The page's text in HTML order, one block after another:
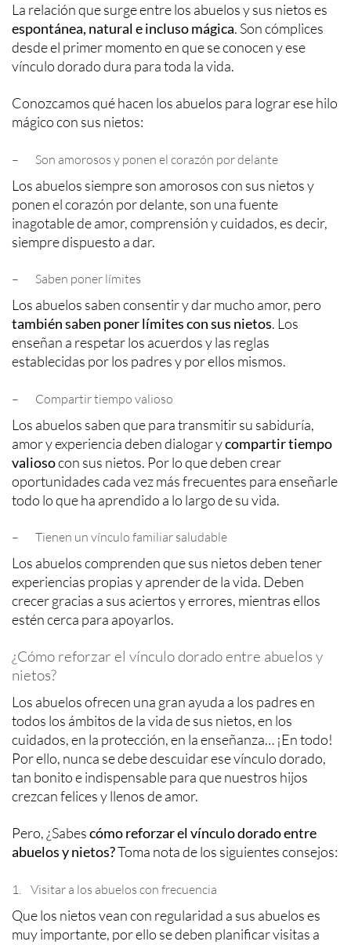
La relación que surge entre los abuelos y sus nietos es
espontánea, natural e incluso mágica. Son cómplices
desde el primer momento en que se conocen y ese
vínculo dorado dura para toda la vida.
Conozcamos qué hacen los abuelos para lograr ese hilo
mágico con sus nietos:
– Son amorosos y ponen el corazón por delante
Los abuelos siempre son amorosos con sus nietos y
ponen el corazón por delante, son una fuente
inagotable de amor, comprensión y cuidados, es decir,
siempre dispuesto a dar.
– Saben poner límites
Los abuelos saben consentir y dar mucho amor, pero
también saben poner límites con sus nietos. Los
enseñan a respetar los acuerdos y las reglas
establecidas por los padres y por ellos mismos.
– Compartir tiempo valioso
Los abuelos saben que para transmitir su sabiduría,
amor y experiencia deben dialogar ycompartir tiempo
valiosocon sus nietos. Por lo que deben crear
oportunidades cada vez más frecuentes para enseñarle
todo lo que ha aprendido a lo largo de su vida.
– Tienen un vínculo familiar saludable
Los abuelos comprenden que sus nietos deben tener
experiencias propias y aprender de la vida. Deben
crecer gracias a sus aciertos y errores, mientras ellos
estén cerca para apoyarlos.
¿Cómo reforzar el vínculo dorado entre abuelos y
nietos?
Los abuelos ofrecen una gran ayuda a los padres en
todos los ámbitos de la vida de sus nietos, en los
cuidados, en la protección, en la enseñanza… ¡En todo!
Por ello, nunca se debe descuidar ese vínculo dorado,
tan bonito e indispensable para que nuestros hijos
crezcan felices y llenos de amor.
Pero, ¿Sabescómo reforzar el vínculo dorado entre
abuelos y nietos?Toma nota de los siguientes consejos:
1. Visitar a los abuelos con frecuencia
Que los nietos vean con regularidad a sus abuelos es
muy importante, por ello se deben planificar visitas a